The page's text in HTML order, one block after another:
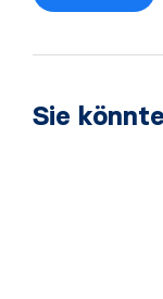
Sie